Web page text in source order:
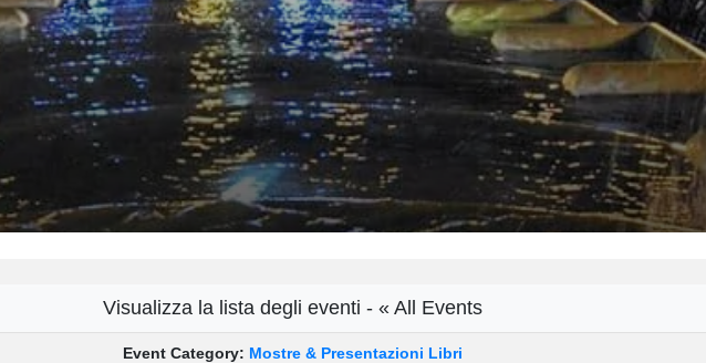
Visualizza la lista degli eventi - « All Events
Event Category: Mostre & Presentazioni Libri